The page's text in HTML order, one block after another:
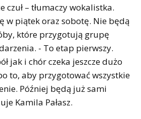
czuł – tłumaczy wokalistka.
w piątek oraz sobotę. Nie będą
które przygotują grupę
- To etap pierwszy.
jak i chór czeka jeszcze dużo
to, aby przygotować wszystkie
Później będą już sami
Kamila Pałasz.